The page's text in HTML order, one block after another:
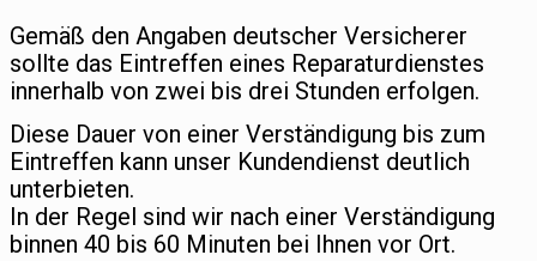
Gemäß den Angaben deutscher Versicherer
sollte das Eintreffen eines Reparaturdienstes
innerhalb von zwei bis drei Stunden erfolgen.
Diese Dauer von einer Verständigung bis zum
Eintreffen kann unser Kundendienst deutlich
unterbieten.
In der Regel sind wir nach einer Verständigung
binnen 40 bis 60 Minuten bei Ihnen vor Ort.